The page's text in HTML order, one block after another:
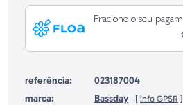
Fracione o seu
referência:
023187004
marca:
Bassday [ info GPSR ]